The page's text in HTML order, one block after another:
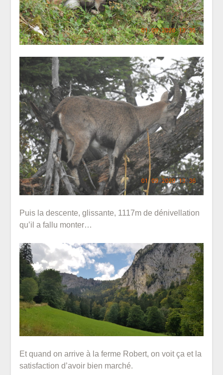
Puis la descente, glissante, 1117m de dénivellation
qu’il a fallu monter…
Et quand on arrive à la ferme Robert, on voit ça et la
satisfaction d’avoir bien marché.